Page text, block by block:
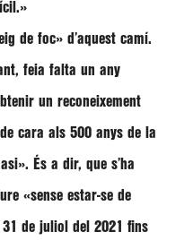
de foc» d’aquest camí.
feia falta un any
un reconeixement
cara als 500 anys de la
És a dir, que s’ha
«sense estar-se de
de juliol del 2021 fins